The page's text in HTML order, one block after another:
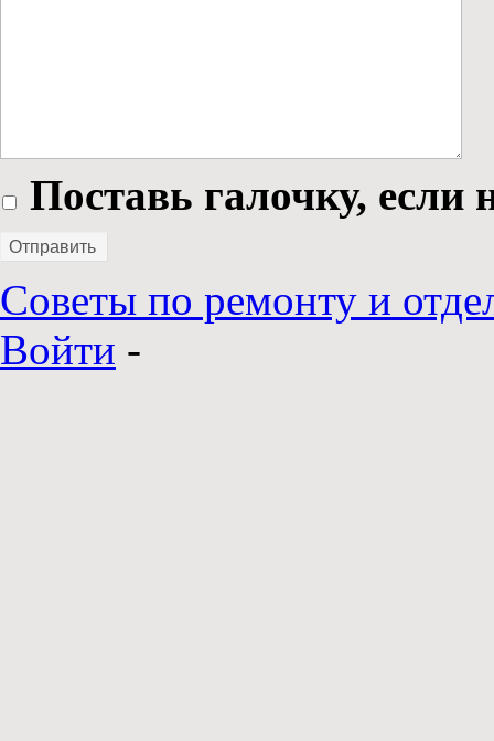
Поставь галочку, если
Отправить
Советы по ремонту и
Войти -